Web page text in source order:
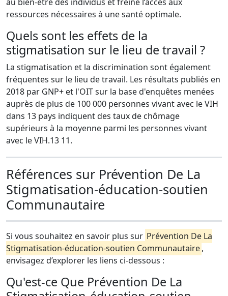
ressources nécessaires à une santé optimale.
Quels sont les effets de la
stigmatisation sur le lieu de travail ?
La stigmatisation et la discrimination sont également
fréquentes sur le lieu de travail. Les résultats publiés en
2018 par GNP+ et l'OIT sur la base d'enquêtes menées
auprès de plus de 100 000 personnes vivant avec le VIH
dans 13 pays indiquent des taux de chômage
supérieurs à la moyenne parmi les personnes vivant
avec le VIH.13 11.
Références sur Prévention De La
Stigmatisation-éducation-soutien
Communautaire
Si vous souhaitez en savoir plus sur Prévention De La
Stigmatisation-éducation-soutien Communautaire,
envisagez d’explorer les liens ci-dessous :
Qu'est-ce Que Prévention De La